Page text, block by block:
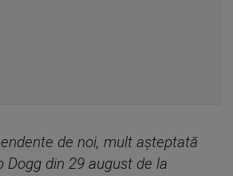
de noi, mult așteptată
Dogg din 29 august de la